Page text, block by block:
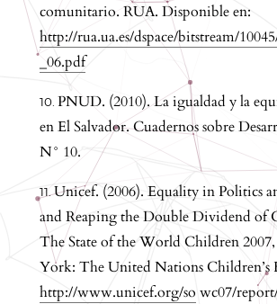
comunitario. RUA. Disponible en:
http://rua.ua.es/dspace/bitstream/
_06.pdf
PNUD. (2010). La igualdad y la
en El Salvador. Cuadernos sobre
N° 10.
Unicef. (2006). Equality in Politics
and Reaping the Double Dividend of
The State of the World Children
York: The United Nations Children’s
http://www.unicef.org/so wc07/